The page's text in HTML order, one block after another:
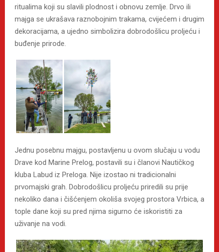
ritualima koji su slavili plodnost i obnovu zemlje. Drvo ili
majga se ukrašava raznobojnim trakama, cvijećem i drugim
dekoracijama, a ujedno simbolizira dobrodošlicu proljeću i
buđenje prirode.
Jednu posebnu majgu, postavljenu u ovom slučaju u vodu
Drave kod Marine Prelog, postavili su i članovi Nautičkog
kluba Labud iz Preloga. Nije izostao ni tradicionalni
prvomajski grah. Dobrodošlicu proljeću priredili su prije
nekoliko dana i čišćenjem okoliša svojeg prostora Vrbica, a
tople dane koji su pred njima sigurno će iskoristiti za
uživanje na vodi.